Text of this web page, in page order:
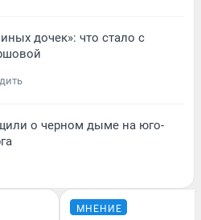
дочек»: что стало с
о черном дыме на юго-
МНЕНИЕ